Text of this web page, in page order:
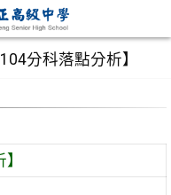
104分科落點分析】